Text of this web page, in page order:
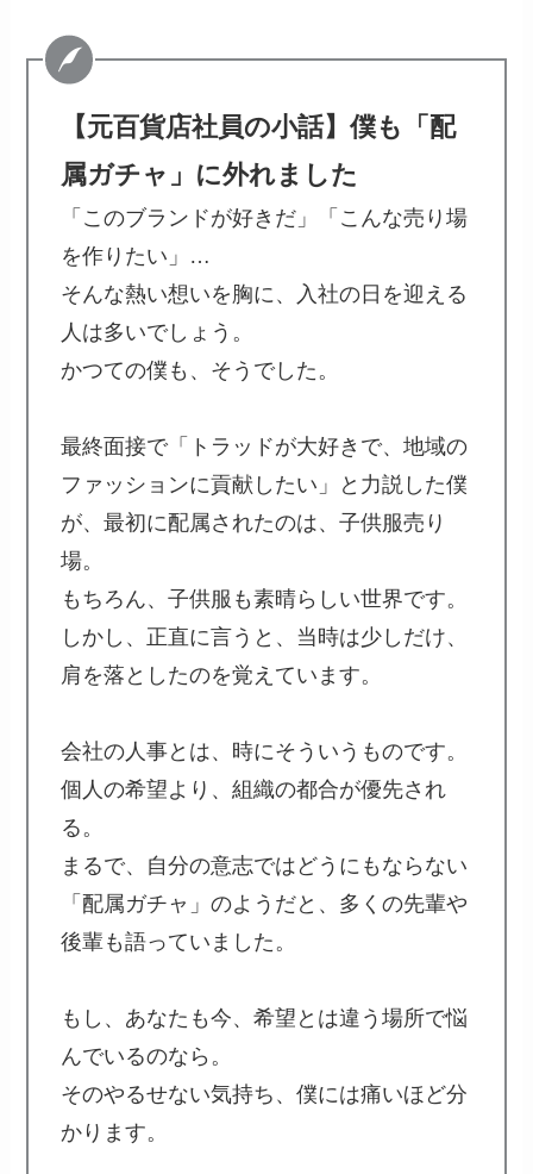
【元百貨店社員の小話】僕も「配
属ガチャ」に外れました
「このブランドが好きだ」「こんな売り場
を作りたい」…
そんな熱い想いを胸に、入社の日を迎える
人は多いでしょう。
かつての僕も、そうでした。
最終面接で「トラッドが大好きで、地域の
ファッションに貢献したい」と力説した僕
が、最初に配属されたのは、子供服売り
場。
もちろん、子供服も素晴らしい世界です。
しかし、正直に言うと、当時は少しだけ、
肩を落としたのを覚えています。
会社の人事とは、時にそういうものです。
個人の希望より、組織の都合が優先され
る。
まるで、自分の意志ではどうにもならない
「配属ガチャ」のようだと、多くの先輩や
後輩も語っていました。
もし、あなたも今、希望とは違う場所で悩
んでいるのなら。
そのやるせない気持ち、僕には痛いほど分
かります。